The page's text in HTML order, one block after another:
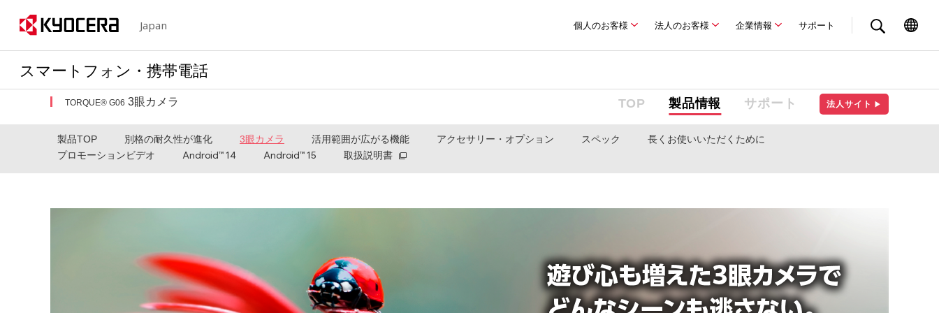
Japan 個人のお客様 法人のお客様 企業情報 サポート
スマートフォン・携帯電話
TOP 製品情報 サポート 法人サイト ▶
TORQUE® G06 3眼カメラ
製品TOP 別格の耐久性が進化 3眼カメラ 活用範囲が広がる機能 アクセサリー・オプション スペック
長くお使いいただくために
プロモーションビデオ
Android™ 14 Android™ 15 取扱説明書